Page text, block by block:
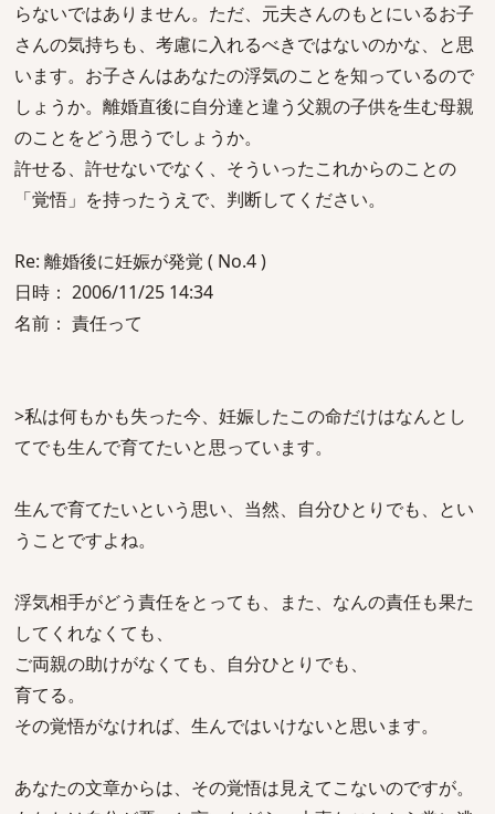
らないではありません。ただ、元夫さんのもとにいるお子
さんの気持ちも、考慮に入れるべきではないのかな、と思
います。お子さんはあなたの浮気のことを知っているので
しょうか。離婚直後に自分達と違う父親の子供を生む母親
のことをどう思うでしょうか。
許せる、許せないでなく、そういったこれからのことの
「覚悟」を持ったうえで、判断してください。
Re: 離婚後に妊娠が発覚 ( No.4 )
日時： 2006/11/25 14:34
名前： 責任って
>私は何もかも失った今、妊娠したこの命だけはなんとし
てでも生んで育てたいと思っています。
生んで育てたいという思い、当然、自分ひとりでも、とい
うことですよね。
浮気相手がどう責任をとっても、また、なんの責任も果た
してくれなくても、
ご両親の助けがなくても、自分ひとりでも、
育てる。
その覚悟がなければ、生んではいけないと思います。
あなたの文章からは、その覚悟は見えてこないのですが。